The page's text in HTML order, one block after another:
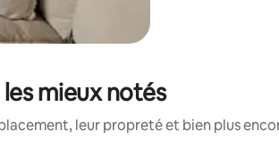
mieux notés
leur propreté et bien plus